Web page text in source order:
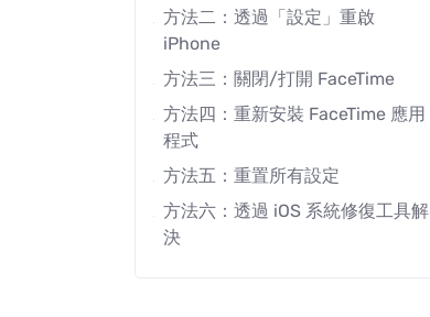
方法二：透過「設定」重啟
iPhone
方法三：關閉/打開 FaceTime
方法四：重新安裝 FaceTime 應用
程式
方法五：重置所有設定
方法六：透過 iOS 系統修復工具解
決